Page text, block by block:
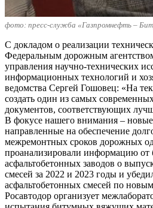
фото: пресс-служба «Газпромнефть –
С докладом о реализации
Федеральным дорожным
управления научно-технических
информационных технологий и
ведомства Сергей Гошовец: «На
создать один из самых
документов, соответствующих
В фокусе нашего внимания ‒ новые
направленные на обеспечение
межремонтных сроков дорожных
проанализировали информацию от
асфальтобетонных заводов о
смесей за 2022 и 2023 годы и
асфальтобетонных смесей по
Росавтодор организует